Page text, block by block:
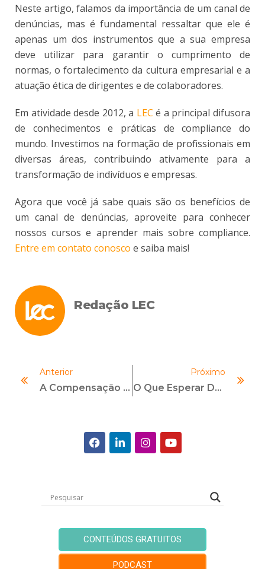
Neste artigo, falamos da importância de um canal de
denúncias, mas é fundamental ressaltar que ele é
apenas um dos instrumentos que a sua empresa
deve utilizar para garantir o cumprimento de
normas, o fortalecimento da cultura empresarial e a
atuação ética de dirigentes e de colaboradores.
Em atividade desde 2012, a LEC é a principal difusora
de conhecimentos e práticas de compliance do
mundo. Investimos na formação de profissionais em
diversas áreas, contribuindo ativamente para a
transformação de indivíduos e empresas.
Agora que você já sabe quais são os benefícios de
um canal de denúncias, aproveite para conhecer
nossos cursos e aprender mais sobre compliance.
Entre em contato conosco e saiba mais!
Redação LEC
Anterior
A Compensação De Valores Em Acordos De Leniência Multijurisdicionais
Próximo
O Que Esperar Do Plano Anticorrupção Do Governo Federal Do Brasil?
CONTEÚDOS GRATUITOS
PODCAST